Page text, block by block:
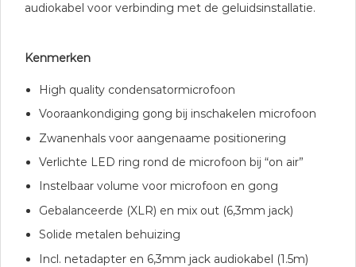
audiokabel voor verbinding met de geluidsinstallatie.
Kenmerken
High quality condensatormicrofoon
Vooraankondiging gong bij inschakelen microfoon
Zwanenhals voor aangenaame positionering
Verlichte LED ring rond de microfoon bij “on air”
Instelbaar volume voor microfoon en gong
Gebalanceerde (XLR) en mix out (6,3mm jack)
Solide metalen behuizing
Incl. netadapter en 6,3mm jack audiokabel (1.5m)